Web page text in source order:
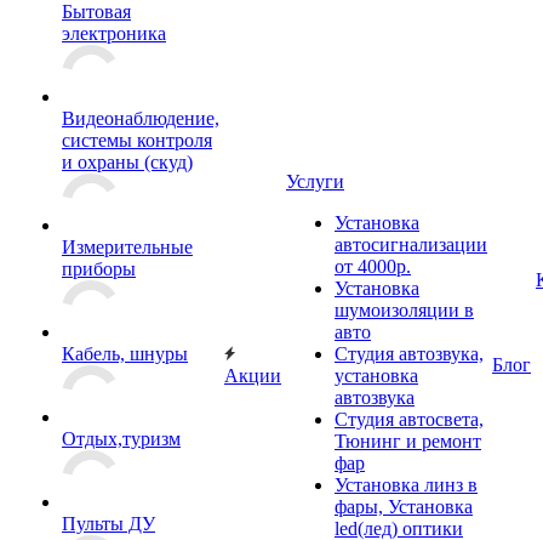
Бытовая
электроника
Видеонаблюдение,
системы контроля
и охраны (скуд)
Измерительные
приборы
Кабель, шнуры
Отдых,туризм
Пульты ДУ
Акции
Услуги
Установка
автосигнализации
от 4000р.
Установка
шумоизоляции в
авто
Студия автозвука,
установка
автозвука
Студия автосвета,
Тюнинг и ремонт
фар
Установка линз в
фары, Установка
led(лед) оптики
Блог